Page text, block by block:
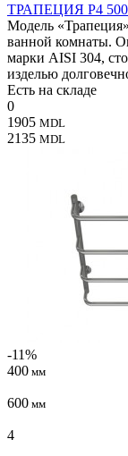
ТРАПЕЦИЯ P4
Модель
ванной комнаты.
марки AISI 304,
изделью
Есть на складе
0
1905 MDL
2135 MDL
-11%
400 мм
600 мм
4